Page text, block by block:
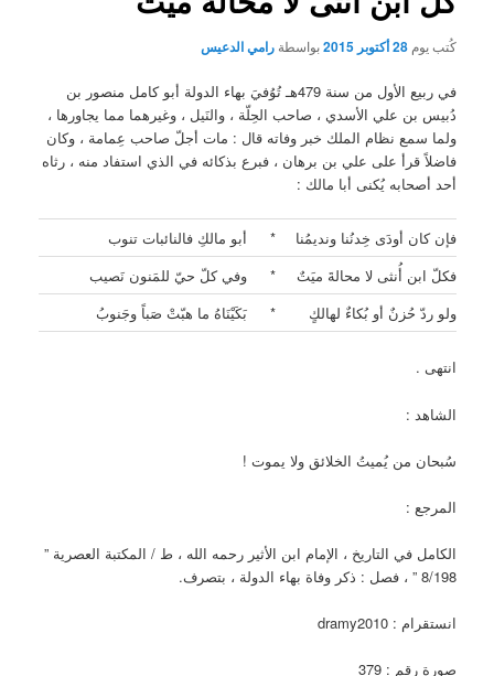
كُتب يوم28 أكتوبر 2015 بواسطةرامي الدعيس
في ربيع الأول من سنة 479هـ تُوُفيَ بهاء الدولة أبو كامل منصور بن
دُبيس بن علي الأسدي ، صاحب الحِلّة ، والنَيل ، وغيرهما مما يجاورها ،
ولما سمع نظام الملك خبر وفاته قال : مات أجلّ صاحب عِمامة ، وكان
فاضلاً قرأ على علي بن برهان ، فبرع بذكائه في الذي استفاد منه ، رثاه
أحد أصحابه يُكنى أبا مالك :
فإن كان أودَى خِدنُنا ونديمُنا *
أبو مالكِ فالنائبات تنوب
فكلّ ابن أُنثى لا محالةَ ميَتٌ
*
وفي كلّ حيّ للمَنون نَصيب
ولو ردّ حُزنٌ أو بُكاءٌ لهالكٍ
* بَكَيْنَاهُ ما هبّتْ صَباً وجَنوبُ
انتهى .
الشاهد :
سُبحان من يُميتُ الخلائق ولا يموت !
المرجع :
الكامل في التاريخ ، الإمام ابن الأثير رحمه الله ، ط / المكتبة العصرية ”
8/198 ” ، فصل : ذكر وفاة بهاء الدولة ، بتصرف.
انستقرام : dramy2010
صورة رقم : 379